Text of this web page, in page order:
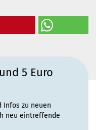
5 Euro
Infos zu neuen
neu eintreffende